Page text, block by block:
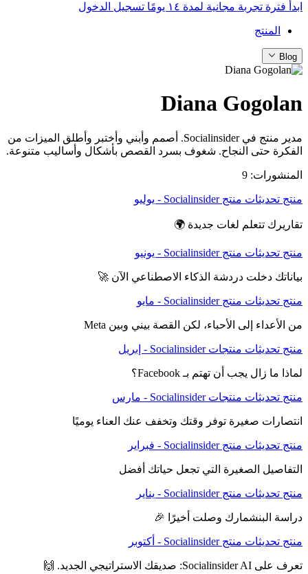
ابدأ فترة تجربة مجانية لمدة ١٤ يومًا تسجيل الدخول
المنتج
Blog
Diana Gogolan
مدير منتج في Socialinsider. أصمم وأبني وأختبر وأطلق الميزات من
الفكرة حتى النجاح. شغوف بسرد القصص بأشكال وأساليب متنوعة.
المنشورات: 9
منتج تحديثات منتج Socialinsider - يوليو
تقاريرك تتعلم لغات جديدة 🌍
منتج تحديثات منتج Socialinsider - يونيو
بياناتك دخلت دردشة الذكاء الاصطناعي الآن 🚀
منتج تحديثات منتج Socialinsider - مايو
من الأعداء إلى الأحباء، لكن القصة بيني وبين Meta
منتج تحديثات منتجات Socialinsider - إبريل
لماذا ما زال يجب أن تهتم بـ Facebook؟
منتج تحديثات منتجات Socialinsider - مارس
انتصارات صغيرة توفر وقتك وتخفف عنك العناء يوميًا
منتج تحديثات منتج Socialinsider - فبراير
التفاصيل الصغيرة التي تجعل حياتك أفضل
منتج تحديثات منتج Socialinsider - يناير
دراسة البنشمارك وصلت أخيرًا 🎉
منتج تحديثات منتج Socialinsider - أكتوبر
تعرف على Socialinsider AI: صديقك الاستراتيجي الجديد. 🙌